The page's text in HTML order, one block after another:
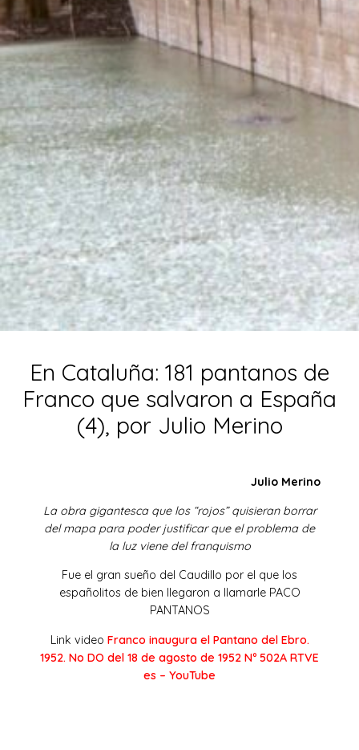
En Cataluña: 181 pantanos de
Franco que salvaron a España
(4), por Julio Merino
Julio Merino
La obra gigantesca que los “rojos” quisieran borrar
del mapa para poder justificar que el problema de
la luz viene del franquismo
Fue el gran sueño del Caudillo por el que los
españolitos de bien llegaron a llamarle PACO
PANTANOS
Link video Franco inaugura el Pantano del Ebro.
1952. No DO del 18 de agosto de 1952 Nº 502A RTVE
es – YouTube